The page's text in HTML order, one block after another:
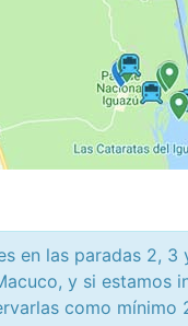
en las paradas 2, 3
y si estamos
como mínimo